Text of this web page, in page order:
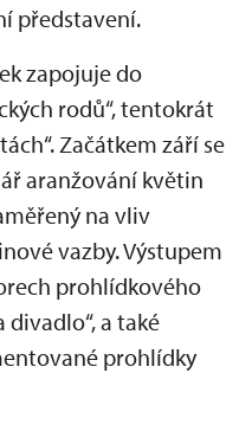
představení.
zapojuje do
rodů“, tentokrát
Začátkem září se
aranžování květin
na vliv
vazby. Výstupem
prohlídkového
a také
prohlídky